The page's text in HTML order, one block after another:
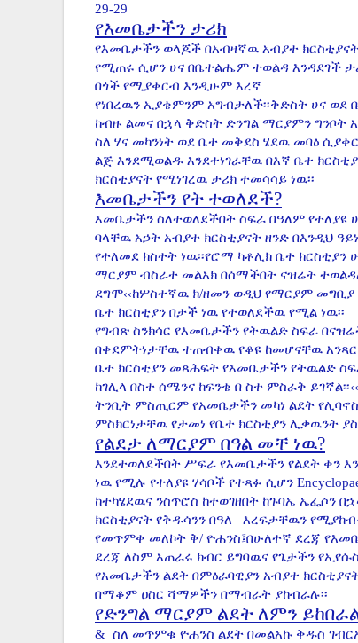
29-29
የእመቤታችን ታሪክ
የእመቤታችን ወላጆች በአብዛኛዉ አብያተ
የሚጠሩ ሲሆን ሀና በቤተልሔም ተወልዳ እንዳደገች
በጎች የሚያቀርብ እንዲሁም እረኛ
የነበረዉን ኢያቄምንም አግብታለች፡፡ቅድስት ሀና ወደ
ከብዙ ልመና በኋላ ቅድስት ድንግል ማርያምን ግንቦት
ስለ ሃና መካንነት ወደ ቤተ መቅደስ ሄደዉ መባዕ
ልጅ እንደሚወልዱ እንደተነገራቸዉ በእኛ ቤተ
ክርስቲያናት የሚነገረዉ ታሪክ ተመሳሳይ ነዉ፡፡
እመቤታችን የት ተወለደች?
እመቤታችን ስለተወለደችበት ስፍራ በዓለም የተለያዩ
ባላቸዉ አኃት አብያተ ክርስቲያናት ዘንድ በእንዲህ
የተለመደ ክስተት ነዉ፡፡የሮማ ካቶሊክ ቤተ ክርስቲያን
ማርያም ብስራተ መልአክ በሰማችበት ናዝሬት
ደግሞ‹‹ከሦስተኛዉ ክ/ዘመን ወዲህ የማርያም
ቤተ ክርስቲያን በታች ነዉ የተወለደችዉ የሚል ነዉ፡፡
የግብጽ ስንክሳር የእመቤታችን የትዉልድ ስፍራ
በቀደምትነታቸዉ ተጠብቀዉ የቆዩ ከመሆናቸዉ አንጻር
ቤተ ክርስቲያን መጻሕፍት የእመቤታችን የትዉልድ
ከገሊላ በስተ ሰሜንና ከፍንቄ በ ስተ ምስራቅ
ትንቢት ምስጢርም የአመቤታችን መካነ ልደት
ምስክርነታቸዉ የታመነ የቤተ ክርስቲያን ሊቃዉንት
የልደታ ለማርያም በዓል መቸ ነዉ?
እንደተወለደችበት ሥፍራ የእመቤታችን የልደት ቀን
ነዉ የሚሉ የተለያዩ ሃሳቦች የተጻፉ ሲሆን
ከተካሄደዉና ንስጥሮስ ከተወገዘበት ከጉባኤ ኤፌሶን
ክርስቲያናት የቅዱሳንን በዓለ እረፍታቸዉን
የመጥምቀ መለኮት ቅ/ ዮሐንስ፤በሁለተኛ ደረጃ
ደረጃ ለስም አጠራሩ ክብር ይግባዉና የጌታችን የኢየሱስ
የአመቤታችን ልደት በምዕራባዊያን አብያተ
በማቆም ዐስር ሻማዎችን በማብራት ያከብራሉ፡፡
የድንግል ማርያም ልደት ለምን
& ስለ መጥምቁ ዮሐንስ ልደት በመልአኩ ቅዱስ